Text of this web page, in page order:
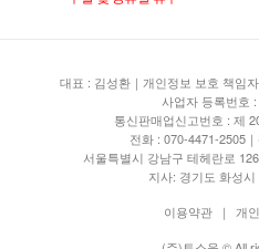
대표 : 김성환｜개인정보 보호 책임
사업자 등록번호
통신판매업신고번호 : 제
전화 : 070-4471-2505
서울특별시 강남구 테헤란로
지사: 경기도 화성
이용약관
｜
개